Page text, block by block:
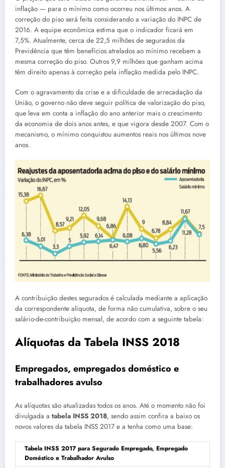
inflação — para o mínimo como ocorreu nos últimos anos. A
correção do piso será feita considerando a variação do INPC de
2016. A equipe econômica estima que o indicador ficará em
7,5%. Atualmente, cerca de 22,5 milhões de segurados da
Previdência que têm benefícios atrelados ao mínimo recebem a
mesma correção do piso. Outros 9,9 milhões que ganham acima
têm direito apenas à correção pela inflação medida pelo INPC.
Com o agravamento da crise e a dificuldade de arrecadação da
União, o governo não deve seguir política de valorização do piso,
que leva em conta a inflação do ano anterior mais o crescimento
da economia de dois anos antes, e que vigora desde 2007. Com o
mecanismo, o mínimo conquistou aumentos reais nos últimos nove
anos.
A contribuição destes segurados é calculada mediante a aplicação
da correspondente alíquota, de forma não cumulativa, sobre o seu
salário-de-contribuição mensal, de acordo com a seguinte tabela:
Alíquotas da Tabela INSS 2018
Empregados, empregados doméstico e
trabalhadores avulso
As alíquotas são atualizadas todos os anos. Até o momento não foi
divulgada a tabela INSS 2018, sendo assim confira a baixo os
novos valores da tabela INSS 2017 e a tenha como uma base:
Tabela INSS 2017 para Segurado Empregado, Empregado
Doméstico e Trabalhador Avulso